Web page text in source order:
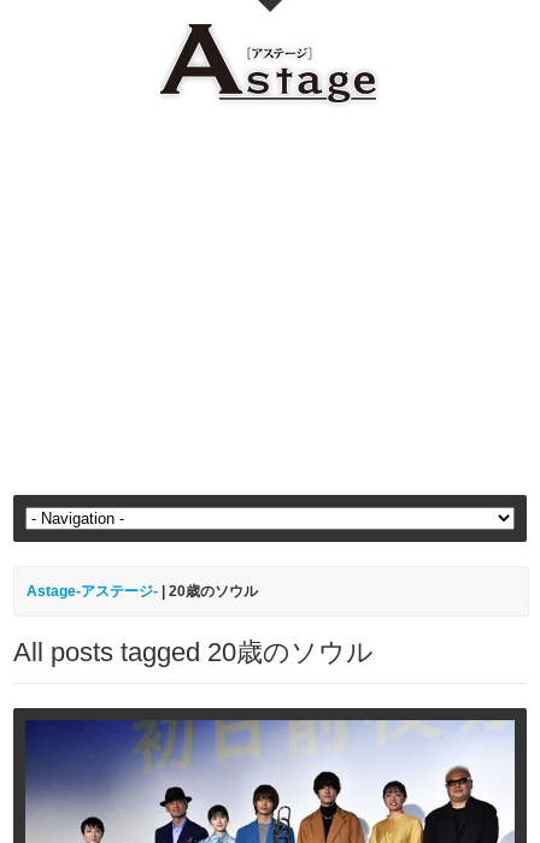
Astage-アステージ- |20歳のソウル
All posts tagged 20歳のソウル